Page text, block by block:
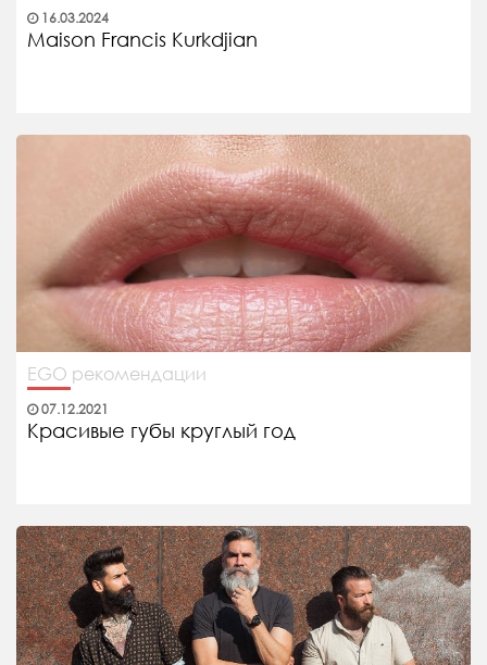
16.03.2024
Maison Francis Kurkdjian
EGO рекомендации
07.12.2021
Красивые губы круглый год